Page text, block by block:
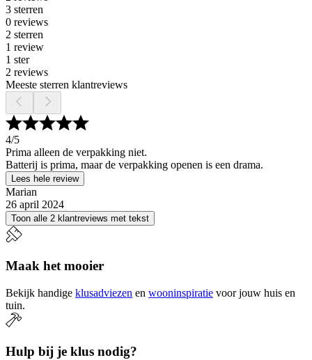
3 sterren
0 reviews
2 sterren
1 review
1 ster
2 reviews
Meeste sterren klantreviews
4/5
Prima alleen de verpakking niet.
Batterij is prima, maar de verpakking openen is een drama.
Lees hele review
Marian
26 april 2024
Toon alle 2 klantreviews met tekst
Maak het mooier
Bekijk handige klusadviezen en wooninspiratie voor jouw huis en
tuin.
Hulp bij je klus nodig?